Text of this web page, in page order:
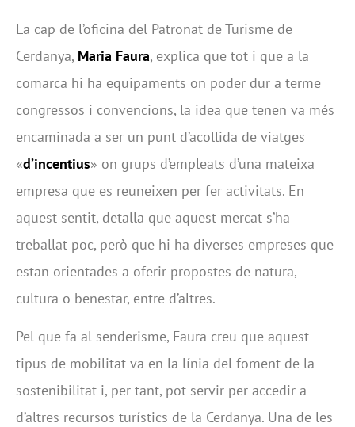
La cap de l’oficina del Patronat de Turisme de
Cerdanya, Maria Faura, explica que tot i que a la
comarca hi ha equipaments on poder dur a terme
congressos i convencions, la idea que tenen va més
encaminada a ser un punt d’acollida de viatges
«d’incentius» on grups d’empleats d’una mateixa
empresa que es reuneixen per fer activitats. En
aquest sentit, detalla que aquest mercat s’ha
treballat poc, però que hi ha diverses empreses que
estan orientades a oferir propostes de natura,
cultura o benestar, entre d’altres.
Pel que fa al senderisme, Faura creu que aquest
tipus de mobilitat va en la línia del foment de la
sostenibilitat i, per tant, pot servir per accedir a
d’altres recursos turístics de la Cerdanya. Una de les